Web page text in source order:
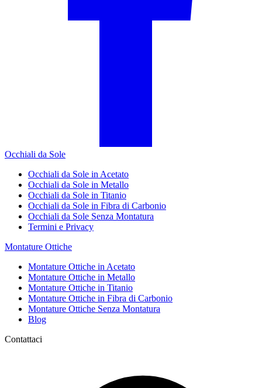
Occhiali da Sole
Occhiali da Sole in Acetato
Occhiali da Sole in Metallo
Occhiali da Sole in Titanio
Occhiali da Sole in Fibra di Carbonio
Occhiali da Sole Senza Montatura
Termini e Privacy
Montature Ottiche
Montature Ottiche in Acetato
Montature Ottiche in Metallo
Montature Ottiche in Titanio
Montature Ottiche in Fibra di Carbonio
Montature Ottiche Senza Montatura
Blog
Contattaci